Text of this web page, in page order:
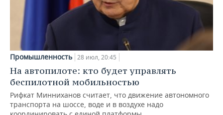
Промышленность 28 июл, 20:45
На автопилоте: кто будет управлять
беспилотной мобильностью
Рифкат Минниханов считает, что движение автономного
транспорта на шоссе, воде и в воздухе надо